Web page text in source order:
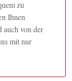
zu
Ihnen
auch von der
mit nur